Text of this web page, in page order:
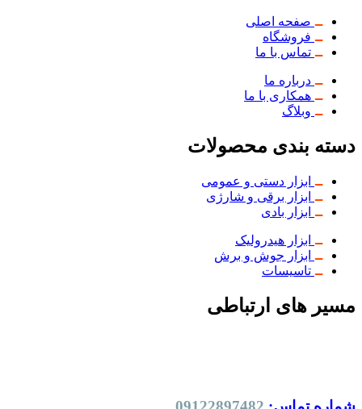
صفحه اصلی
فروشگاه
تماس با ما
درباره ما
همکاری با ما
وبلاگ
دسته بندی محصولات
ابزار دستی و عمومی
ابزار برقی و شارژی
ابزار بادی
ابزار هیدرولیک
ابزار جوش و برش
تاسیسات
مسیر های ارتباطی